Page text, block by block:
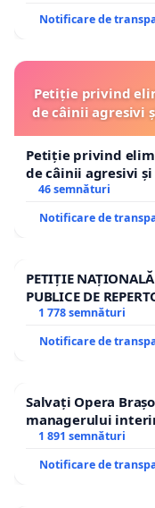
Notificare de
Petiție privind
de câinii agresivi
Petiție privind
de câinii agresivi
46 semnături
Notificare de
PETIȚIE NAȚIONALĂ
PUBLICE DE
1 778 semnături
Notificare de
Salvați Opera
managerului
1 891 semnături
Notificare de